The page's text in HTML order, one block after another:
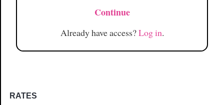
Continue
Already have access?Log in.
RATES